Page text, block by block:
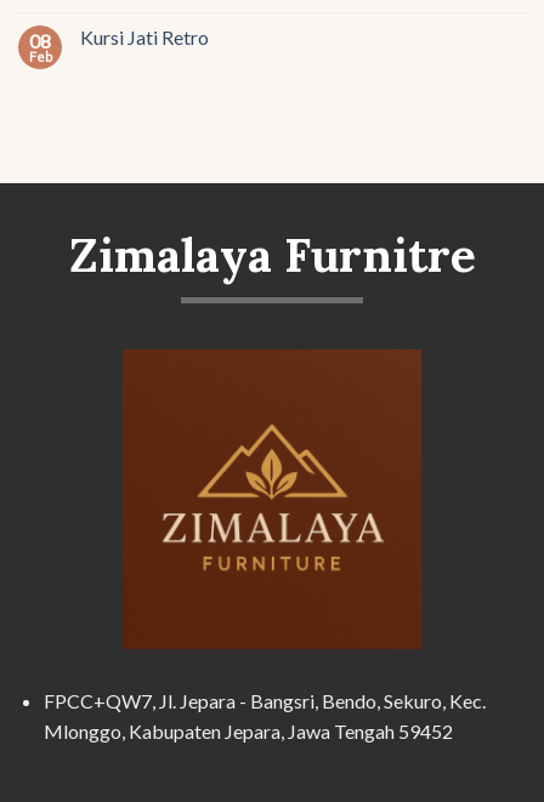
08
Feb
Kursi Jati Retro
Zimalaya Furnitre
FPCC+QW7, Jl. Jepara - Bangsri, Bendo, Sekuro, Kec.
Mlonggo, Kabupaten Jepara, Jawa Tengah 59452